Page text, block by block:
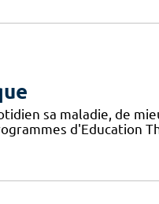
sa maladie, de
d'Education